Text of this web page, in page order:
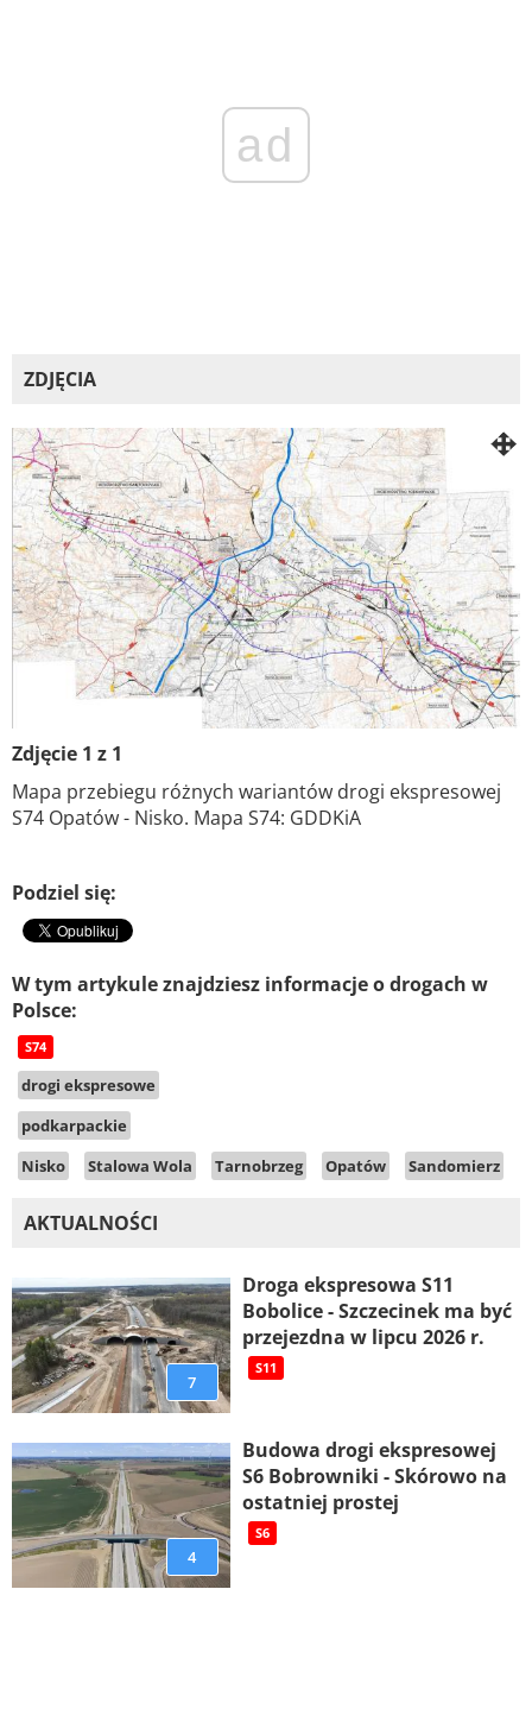
ad
ZDJĘCIA
Zdjęcie 1 z 1
Mapa przebiegu różnych wariantów drogi ekspresowej
S74 Opatów - Nisko. Mapa S74: GDDKiA
Podziel się:
W tym artykule znajdziesz informacje o drogach w
Polsce:
S74
drogi ekspresowe
podkarpackie
Nisko
Stalowa Wola Tarnobrzeg Opatów Sandomierz
AKTUALNOŚCI
7
Droga ekspresowa S11
Bobolice - Szczecinek ma być
przejezdna w lipcu 2026 r.
S11
4
Budowa drogi ekspresowej
S6 Bobrowniki - Skórowo na
ostatniej prostej
S6